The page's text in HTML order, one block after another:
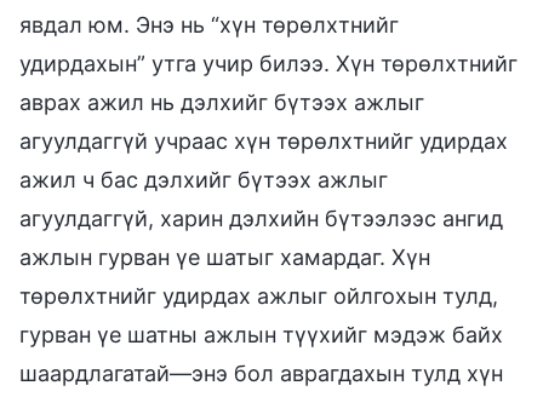
явдал юм. Энэ нь “хүн төрөлхтнийг
удирдахын” утга учир билээ. Хүн төрөлхтнийг
аврах ажил нь дэлхийг бүтээх ажлыг
агуулдаггүй учраас хүн төрөлхтнийг удирдах
ажил ч бас дэлхийг бүтээх ажлыг
агуулдаггүй, харин дэлхийн бүтээлээс ангид
ажлын гурван үе шатыг хамардаг. Хүн
төрөлхтнийг удирдах ажлыг ойлгохын тулд,
гурван үе шатны ажлын түүхийг мэдэж байх
шаардлагатай—энэ бол аврагдахын тулд хүн